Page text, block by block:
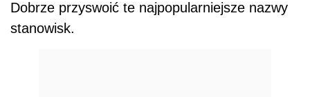
Dobrze przyswoić te najpopularniejsze nazwy
stanowisk.